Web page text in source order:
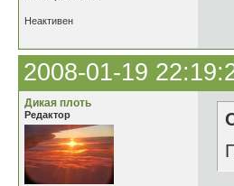
Неактивен
2008-01-19
Дикая плоть
Редактор